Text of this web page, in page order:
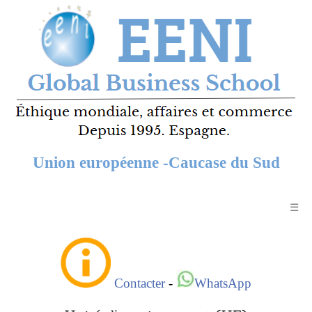
Union européenne -Caucase du Sud
☰
Contacter- WhatsApp